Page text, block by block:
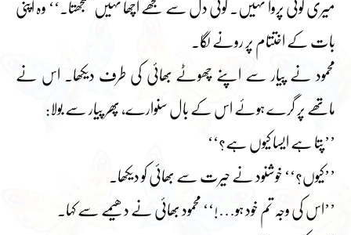
میری کوئی پروا نہیں۔ کوئی دل سے مجھے اچھا نہیں سمجھتا۔‘‘ وہ اپنی
بات کے اختتام پر رونے لگا۔
محمود نے پیار سے اپنے چھوٹے بھائی کی طرف دیکھا۔ اس نے
ماتھے پر گرے ہوئے اس کے بال سنوارے، پھر پیار سے بولا:
’’پتا ہے ایسا کیوں ہے؟‘‘
’’کیوں؟‘‘ خوشنود نے حیرت سے بھائی کو دیکھا۔
’’اس کی وجہ تم خود ہو…!‘‘ محمود بھائی نے دھیمے سے کہا۔